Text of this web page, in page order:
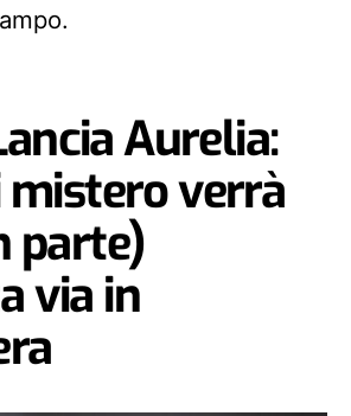
Aurelia:
mistero verrà
parte)
via in